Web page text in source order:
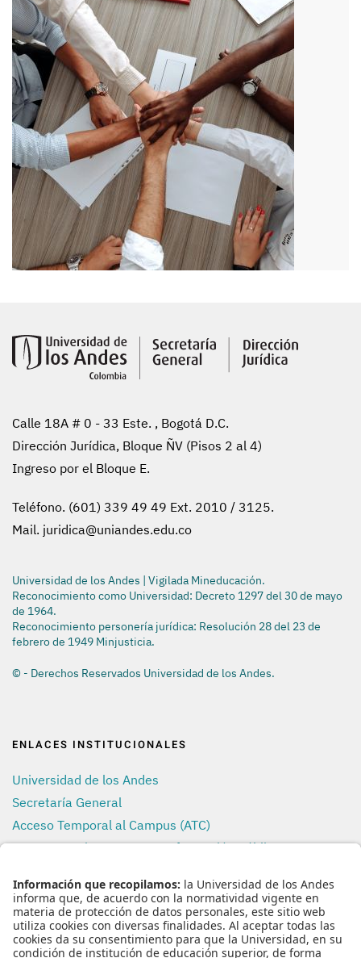
Calle 18A # 0 - 33 Este. , Bogotá D.C.
Dirección Jurídica, Bloque ÑV (Pisos 2 al 4)
Ingreso por el Bloque E.
Teléfono. (601) 339 49 49 Ext. 2010 / 3125.
Mail. juridica@uniandes.edu.co
Universidad de los Andes | Vigilada Mineducación.
Reconocimiento como Universidad: Decreto 1297 del 30 de mayo
de 1964.
Reconocimiento personería jurídica: Resolución 28 del 23 de
febrero de 1949 Minjusticia.
© - Derechos Reservados Universidad de los Andes.
ENLACES INSTITUCIONALES
Universidad de los Andes
Secretaría General
Acceso Temporal al Campus (ATC)
Transparencia y Acceso a Información Pública
REDES SOCIALES